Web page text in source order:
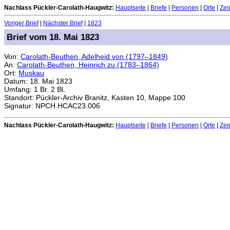
Nachlass Pückler-Carolath-Haugwitz: Hauptseite Briefe Personen Orte
Voriger Brief| Nächster Brief| 1823
Brief vom 18. Mai 1823
Von: Carolath-Beuthen, Adelheid von (1797–1849)
An: Carolath-Beuthen, Heinrich zu (1783–1864)
Ort: Muskau
Datum: 18. Mai 1823
Umfang: 1 Br. 2 Bl.
Standort: Pückler-Archiv Branitz, Kasten 10, Mappe 100
Signatur: NPCH.HCAC23.006
Nachlass Pückler-Carolath-Haugwitz: Hauptseite Briefe Personen Orte